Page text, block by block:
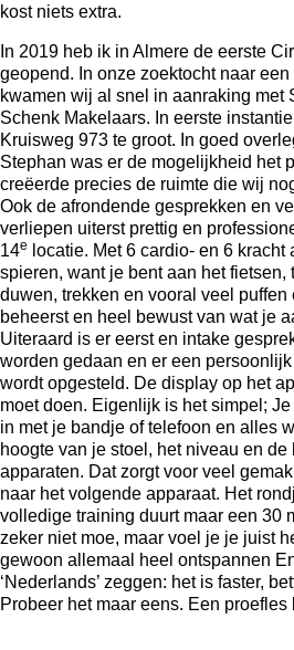
kost niets extra.
In 2019 heb ik in Almere de eerste
geopend. In onze zoektocht naar
kwamen wij al snel in aanraking met
Schenk Makelaars. In eerste
Kruisweg 973 te groot. In goed
Stephan was er de mogelijkheid het
creëerde precies de ruimte die wij
Ook de afrondende gesprekken en
verliepen uiterst prettig en
14e
locatie. Met 6 cardio- en 6
spieren, want je bent aan het fietsen,
duwen, trekken en vooral veel puffen
beheerst en heel bewust van wat je
Uiteraard is er eerst en intake
worden gedaan en er een
wordt opgesteld. De display op het
moet doen. Eigenlijk is het simpel;
in met je bandje of telefoon en alles
hoogte van je stoel, het niveau en
apparaten. Dat zorgt voor veel
naar het volgende apparaat. Het
volledige training duurt maar een 30
zeker niet moe, maar voel je je juist
gewoon allemaal heel ontspannen
‘Nederlands’ zeggen: het is faster,
Probeer het maar eens. Een proefles